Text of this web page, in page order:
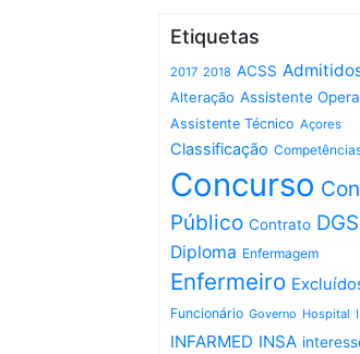
Etiquetas
2017 2018 ACSS
Alteração Assistente
Assistente Técnico Açores
Classificação
Concurso
Público Contrato DGS
Diploma Enfermagem
Enfermeiro
Funcionário Governo Hospital
INFARMED INSA